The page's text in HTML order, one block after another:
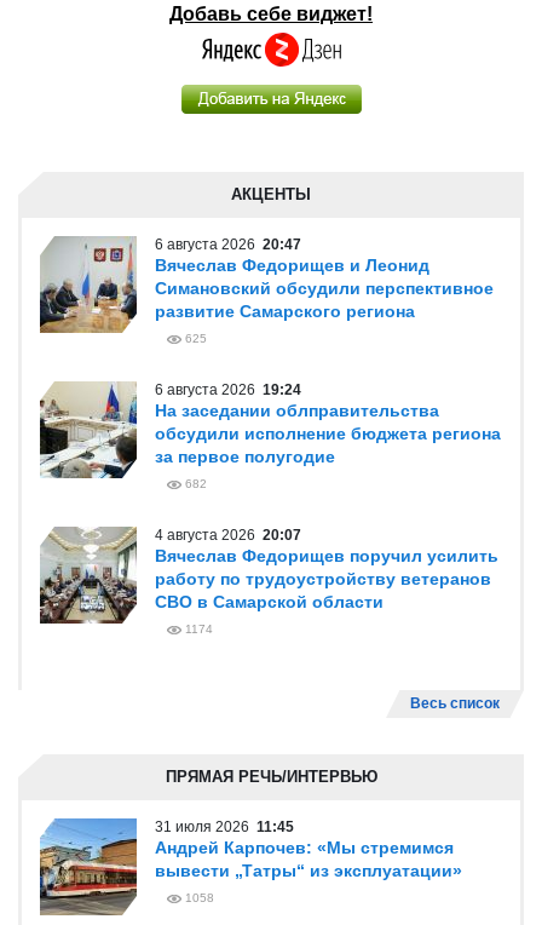
Добавь себе виджет!
АКЦЕНТЫ
6 августа 2026 20:47
Вячеслав Федорищев и Леонид
Симановский обсудили перспективное
развитие Самарского региона
625
6 августа 2026 19:24
На заседании облправительства
обсудили исполнение бюджета региона
за первое полугодие
682
4 августа 2026 20:07
Вячеслав Федорищев поручил усилить
работу по трудоустройству ветеранов
СВО в Самарской области
1174
Весь список
ПРЯМАЯ РЕЧЬ/ИНТЕРВЬЮ
31 июля 2026 11:45
Андрей Карпочев: «Мы стремимся
вывести „Татры“ из эксплуатации»
1058